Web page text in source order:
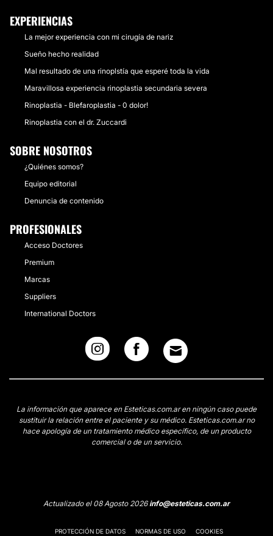
EXPERIENCIAS
La mejor experiencia con mi cirugía de nariz
Sueño hecho realidad
Mal resultado de una rinoplstía que esperé toda la vida
Maravillosa experiencia rinoplastia secundaria severa
Rinoplastia - Blefaroplastia - 0 dolor!
Rinoplastia con el dr. Zuccardi
SOBRE NOSOTROS
¿Quiénes somos?
Equipo editorial
Denuncia de contenido
PROFESIONALES
Acceso Doctores
Premium
Marcas
Suppliers
International Doctors
La información que aparece en Esteticas.com.ar en ningún caso puede
sustituir la relación entre el paciente y su médico. Esteticas.com.ar no
hace apología de un tratamiento médico específico, de un producto
comercial o de un servicio.
Actualizado el 08 Agosto 2026info@esteticas.com.ar
PROTECCIÓN DE DATOS NORMAS DE USO COOKIES